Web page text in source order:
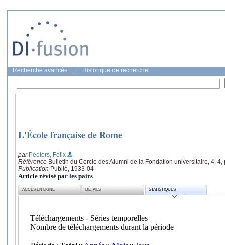
Recherche avancée Historique de recherche
L'École française de Rome
par Peeters, Félix
Référence Bulletin du Cercle des Alumni de la Fondation universitaire, 4, 4,
Publication Publié, 1933-04
Article révisé par les pairs
ACCÈS EN LIGNE DÉTAILS STATISTIQUES